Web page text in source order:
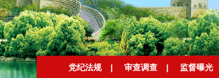
党纪法规 | 审查调查 | 监督曝光